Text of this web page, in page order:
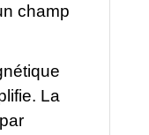
champ
La